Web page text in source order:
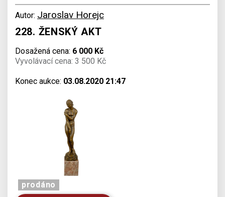
Autor: Jaroslav Horejc
228. ŽENSKÝ AKT
Dosažená cena: 6 000 Kč
Vyvolávací cena: 3 500 Kč
Konec aukce: 03.08.2020 21:47
prodáno